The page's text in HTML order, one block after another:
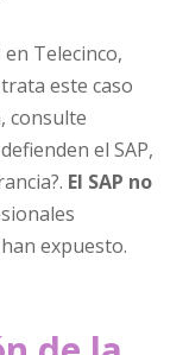
Telecinco,
este caso
consulte
el SAP,
El SAP no
expuesto.